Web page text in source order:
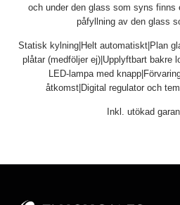
och under den glass som syns finns
påfyllning av den glass
Statisk kylning|Helt automatiskt|Plan
plåtar (medföljer ej)|Upplyftbart bakre
LED-lampa med
åtkomst|Digital regulator och
Inkl. utökad